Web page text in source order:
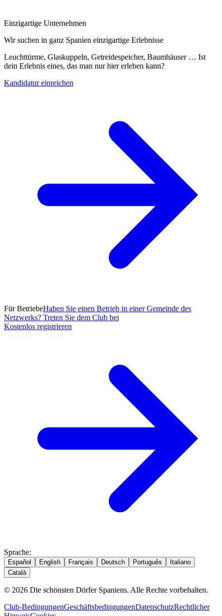
Einzigartige Unternehmen
Wir suchen in ganz Spanien einzigartige Erlebnisse
Leuchttürme, Glaskuppeln, Getreidespeicher, Baumhäuser … Ist
dein Erlebnis eines, das man nur hier erleben kann?
Kandidatur einreichen
Für BetriebeHaben Sie einen Betrieb in einer Gemeinde des
Netzwerks? Treten Sie dem Club bei
Kostenlos registrieren
Sprache:
Español English Français Deutsch Português
Italiano
Català
© 2026 Die schönsten Dörfer Spaniens. Alle Rechte vorbehalten.
Club-BedingungenGeschäftsbedingungenDatenschutzRechtlicher